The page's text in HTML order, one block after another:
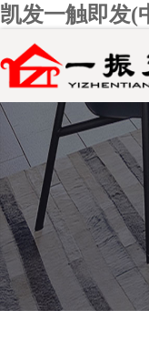
凯发一触即发(